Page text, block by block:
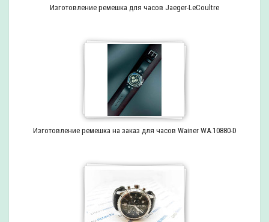
Изготовление ремешка для часов Jaeger-LeCoultre
Изготовление ремешка на заказ для часов Wainer WA.10880-D